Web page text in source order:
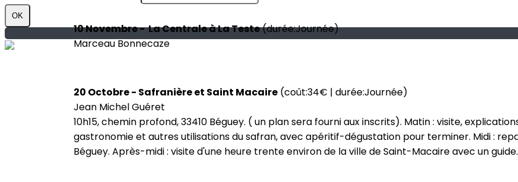
OK
10 Novembre - La Centrale à La Teste(durée:Journée)
Marceau Bonnecaze
20 Octobre - Safranière et Saint Macaire (coût:34€ | durée:Journée)
Jean Michel Guéret
10h15, chemin profond, 33410 Béguey. ( un plan sera fourni aux inscrits). Matin : visite,
gastronomie et autres utilisations du safran, avec apéritif-dégustation pour terminer. Midi :
Béguey. Après-midi : visite d'une heure trente environ de la ville de Saint-Macaire avec un guide.